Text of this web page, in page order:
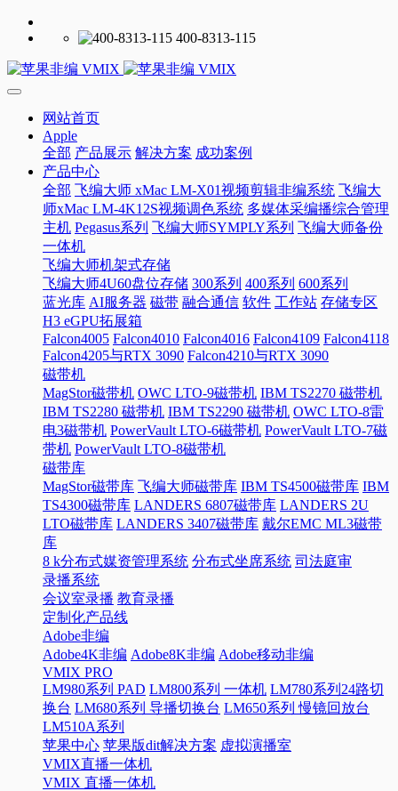
400-8313-115
网站首页
Apple
全部 产品展示 解决方案 成功案例
产品中心
全部 飞编大师 xMac LM-X01视频剪辑非编系统 飞编大
师xMac LM-4K12S视频调色系统 多媒体采编播综合管理
主机 Pegasus系列 飞编大师SYMPLY系列 飞编大师备份
一体机
飞编大师机架式存储
飞编大师4U60盘位存储 300系列 400系列 600系列
蓝光库 AI服务器 磁带 融合通信 软件 工作站 存储专区
H3 eGPU拓展箱
Falcon4005 Falcon4010 Falcon4016 Falcon4109 Falcon4118
Falcon4205与RTX 3090 Falcon4210与RTX 3090
磁带机
MagStor磁带机 OWC LTO-9磁带机 IBM TS2270 磁带机
IBM TS2280 磁带机 IBM TS2290 磁带机 OWC LTO-8雷
电3磁带机 PowerVault LTO-6磁带机 PowerVault LTO-7磁
带机 PowerVault LTO-8磁带机
磁带库
MagStor磁带库 飞编大师磁带库 IBM TS4500磁带库 IBM
TS4300磁带库 LANDERS 6807磁带库 LANDERS 2U
LTO磁带库 LANDERS 3407磁带库 戴尔EMC ML3磁带
库
8 k分布式媒资管理系统 分布式坐席系统 司法庭审
录播系统
会议室录播 教育录播
定制化产品线
Adobe非编
Adobe4K非编 Adobe8K非编 Adobe移动非编
VMIX PRO
LM980系列 PAD LM800系列 一体机 LM780系列24路切
换台 LM680系列 导播切换台 LM650系列 慢镜回放台
LM510A系列
苹果中心 苹果版dit解决方案 虚拟演播室
VMIX直播一体机
VMIX 直播一体机